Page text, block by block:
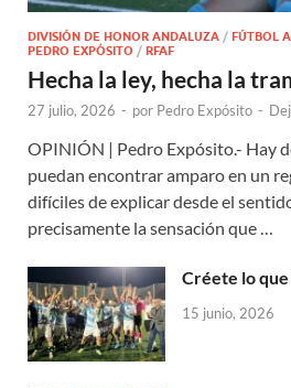
DIVISIÓN DE HONOR ANDALUZA / FÚTBOL
PEDRO EXPÓSITO / RFAF
Hecha la ley, hecha la
27 julio, 2026 - por Pedro Expósito -
OPINIÓN | Pedro Expósito.- Hay
puedan encontrar amparo en un
difíciles de explicar desde el
precisamente la sensación que …
Créete lo
15 junio, 2026